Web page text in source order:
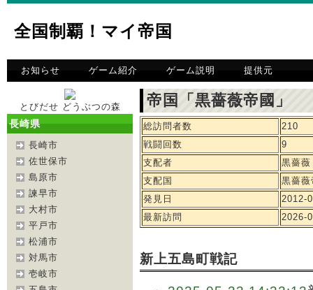
全国制覇！マイ帝国
お知らせ ゲーム紹介 ゲーム説明 提供元
とびだせ どうぶつの森
長崎県
長崎市
佐世保市
島原市
諫早市
大村市
平戸市
松浦市
対馬市
壱岐市
帝国「黒薔薇帝國」
総訪問者数
210
戦闘回数
9
支配者
黒薔薇
支配国
黒薔薇
発見日
2012-
最新訪問
2026-
新上五島町戦記